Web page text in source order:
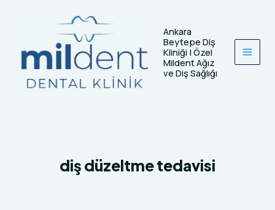
Ankara
Beytepe Diş
Kliniği | Özel
Mildent Ağız
ve Diş Sağlığı
diş düzeltme tedavisi